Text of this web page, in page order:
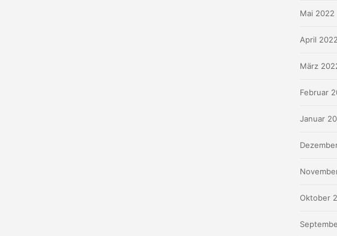
Mai 2022
April 2022
März
Februar
Januar
Oktober